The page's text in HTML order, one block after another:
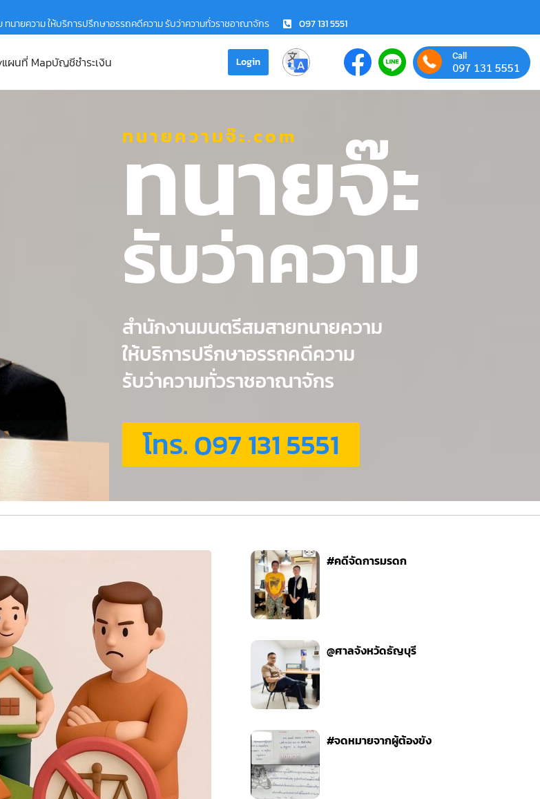
ทนายความ ให้บริการปรึกษาอรรถคดีความ รับว่าความทั่วราชอาณาจักร 097 131 5551
แผนที่ Mapบัญชีชำระเงิน Login Call
097 131 5551
ทนายความจ๊ะ.com
ทนายจ๊ะ
รับว่าความ
สำนักงานมนตรีสมสายทนายความ
ให้บริการปรึกษาอรรถคดีความ
รับว่าความทั่วราชอาณาจักร
โทร. 097 131 5551
#คดีจัดการมรดก
@ศาลจังหวัดธัญบุรี
#จดหมายจากผู้ต้องขัง